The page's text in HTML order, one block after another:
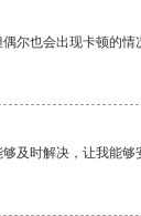
尔也会出现卡顿的情
及时解决，让我能够